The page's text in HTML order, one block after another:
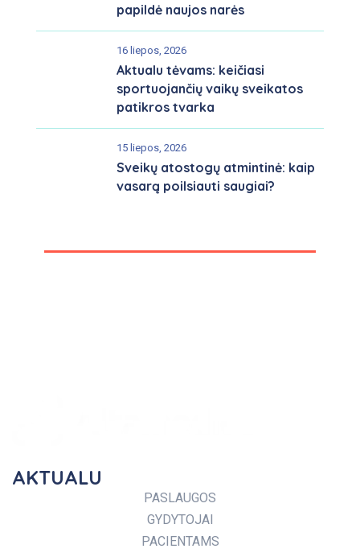
papildė naujos narės
16 liepos, 2026
Aktualu tėvams: keičiasi
sportuojančių vaikų sveikatos
patikros tvarka
15 liepos, 2026
Sveikų atostogų atmintinė: kaip
vasarą poilsiauti saugiai?
AKTUALU
PASLAUGOS
GYDYTOJAI
PACIENTAMS